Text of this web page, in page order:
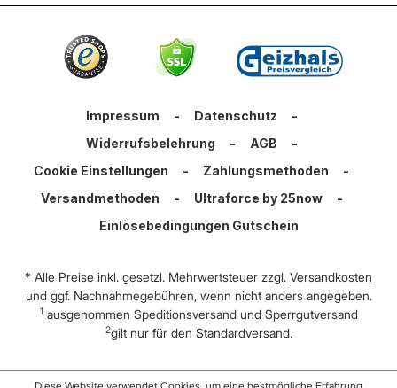
Impressum - Datenschutz
-
Widerrufsbelehrung
- AGB
-
Cookie Einstellungen
- Zahlungsmethoden
-
Versandmethoden
- Ultraforce by 25now
-
Einlösebedingungen Gutschein
* Alle Preise inkl. gesetzl. Mehrwertsteuer zzgl. Versandkosten
und ggf. Nachnahmegebühren, wenn nicht anders angegeben.
1 ausgenommen Speditionsversand und Sperrgutversand
2gilt nur für den Standardversand.